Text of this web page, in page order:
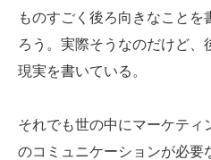
ものすごく後ろ向きなこと
ろう。実際そうなのだけど、
現実を書いている。
それでも世の中にマーケティ
のコミュニケーションが必要